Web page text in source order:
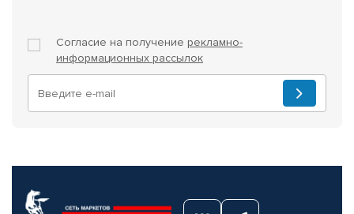
Согласие на получение рекламно-
информационных рассылок